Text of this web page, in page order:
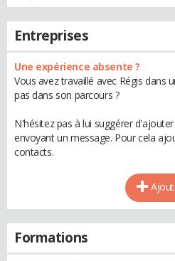
Entreprises
Une expérience absente ?
Vous avez travaillé avec Régis dans
pas dans son parcours ?
N'hésitez pas à lui suggérer
envoyant un message. Pour cela
contacts.
Formations